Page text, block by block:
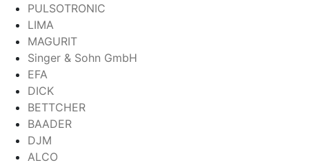
PULSOTRONIC
LIMA
MAGURIT
Singer & Sohn GmbH
EFA
DICK
BETTCHER
BAADER
DJM
ALCO